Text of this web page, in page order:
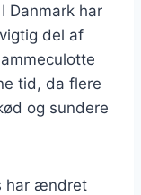
Danmark har
del af
tid, da flere
og sundere
har ændret